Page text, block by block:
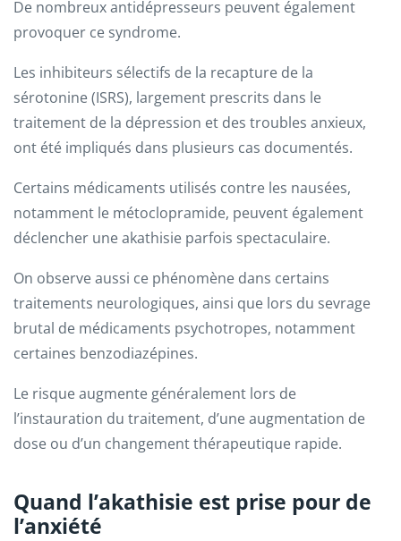
De nombreux antidépresseurs peuvent également
provoquer ce syndrome.
Les inhibiteurs sélectifs de la recapture de la
sérotonine (ISRS), largement prescrits dans le
traitement de la dépression et des troubles anxieux,
ont été impliqués dans plusieurs cas documentés.
Certains médicaments utilisés contre les nausées,
notamment le métoclopramide, peuvent également
déclencher une akathisie parfois spectaculaire.
On observe aussi ce phénomène dans certains
traitements neurologiques, ainsi que lors du sevrage
brutal de médicaments psychotropes, notamment
certaines benzodiazépines.
Le risque augmente généralement lors de
l’instauration du traitement, d’une augmentation de
dose ou d’un changement thérapeutique rapide.
Quand l’akathisie est prise pour de
l’anxiété